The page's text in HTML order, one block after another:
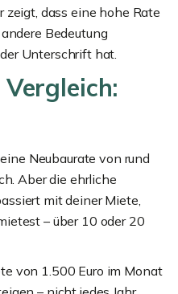
zeigt, dass eine hohe Rate
Bedeutung
Unterschrift hat.
Neubaurate von rund
Aber die ehrliche
mit deiner Miete,
– über 10 oder 20
von 1.500 Euro im Monat